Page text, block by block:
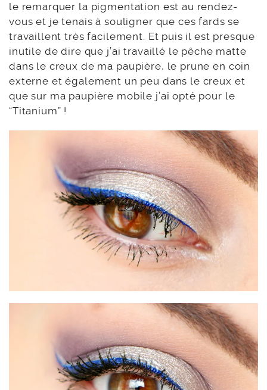
le remarquer la pigmentation est au rendez-
vous et je tenais à souligner que ces fards se
travaillent très facilement. Et puis il est presque
inutile de dire que j’ai travaillé le pêche matte
dans le creux de ma paupière, le prune en coin
externe et également un peu dans le creux et
que sur ma paupière mobile j’ai opté pour le
“Titanium” !